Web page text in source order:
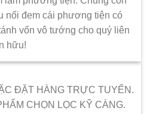
nối đem cái phương tiện có
vốn vô tướng cho quý liên
hữu!
ĐẶT HÀNG TRỰC TUYẾN.
CHỌN LỌC KỸ CÀNG.